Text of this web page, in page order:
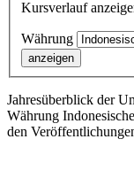
Kursverlauf
Währung
Jahresüberblick der
Währung
den